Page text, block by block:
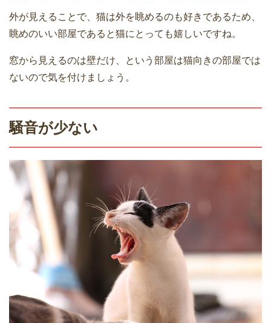
外が見えることで、猫は外を眺めるのも好きであるため、
眺めのいい部屋であると猫にとっても嬉しいですね。
窓から見えるのは壁だけ、という部屋は猫向きの部屋では
ないので気を付けましょう。
騒音が少ない